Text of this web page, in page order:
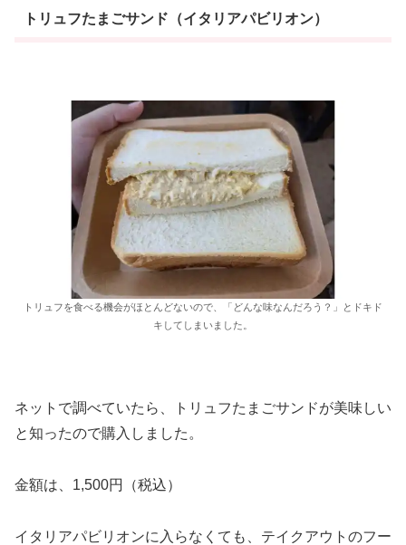
トリュフたまごサンド（イタリアパビリオン）
トリュフを食べる機会がほとんどないので、「どんな味なんだろう？」とドキド
キしてしまいました。
ネットで調べていたら、トリュフたまごサンドが美味しい
と知ったので購入しました。
金額は、1,500円（税込）
イタリアパビリオンに入らなくても、テイクアウトのフー